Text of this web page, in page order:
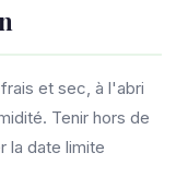
et sec, à l'abri
Tenir hors de
la date limite